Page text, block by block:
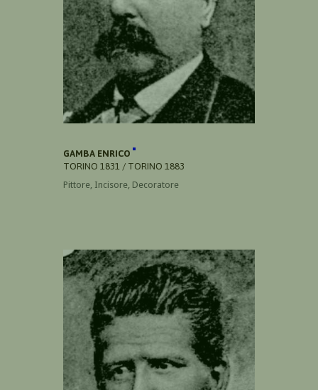
GAMBA ENRICO
TORINO 1831 / TORINO 1883
Pittore, Incisore, Decoratore